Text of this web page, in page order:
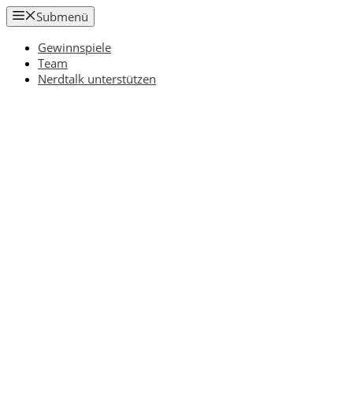
Zum
Inhalt
springen
Submenü
Gewinnspiele
Team
Nerdtalk unterstützen